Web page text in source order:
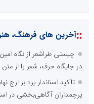
::آخرین های فرهنگ،
چیستی طراشعر از نگاه
در جایگاه حرف، شعر را از
تأکید استاندار یزد بر ارج
پرچمداران آگاهی‌بخشی در